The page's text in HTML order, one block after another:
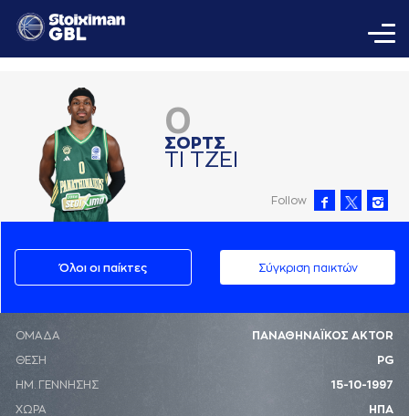
0
ΣΟΡΤΣ
ΤΙ ΤΖΕΙ
Follow
Όλοι οι παίκτες Σύγκριση παικτών
ΟΜΑΔΑ ΠΑΝΑΘΗΝΑΪΚΟΣ AKTOR
ΘΕΣΗ PG
ΗΜ. ΓΕΝΝΗΣΗΣ 15-10-1997
ΧΩΡΑ ΗΠΑ